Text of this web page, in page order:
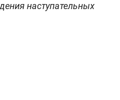
наступательных